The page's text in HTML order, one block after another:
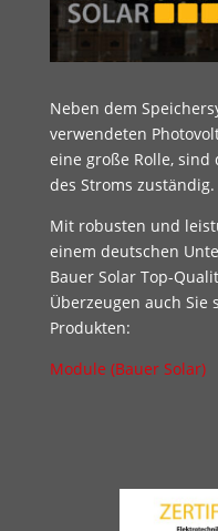
Neben dem
verwendeten
eine große Rolle,
des Stroms zuständig.
Mit robusten und
einem deutschen
Bauer Solar Top-
Überzeugen auch
Produkten:
Module (Bauer Solar)